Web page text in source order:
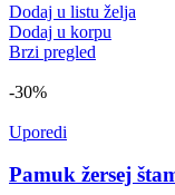
Dodaj u listu želja
Dodaj u korpu
Brzi pregled
-30%
Uporedi
Pamuk žersej